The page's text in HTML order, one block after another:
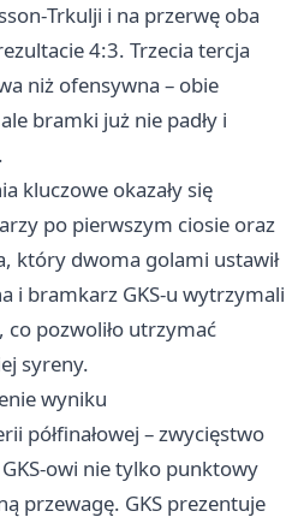
i na przerwę oba
4:3. Trzecia tercja
niż ofensywna – obie
bramki już nie padły i
kluczowe okazały się
po pierwszym ciosie oraz
który dwoma golami ustawił
i bramkarz GKS-u wytrzymali
pozwoliło utrzymać
syreny.
wyniku
półfinałowej – zwycięstwo
owi nie tylko punktowy
przewagę. GKS prezentuje